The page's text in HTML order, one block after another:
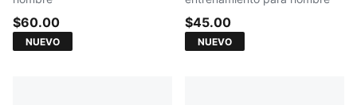
$60.00
NUEVO
$45.00
NUEVO